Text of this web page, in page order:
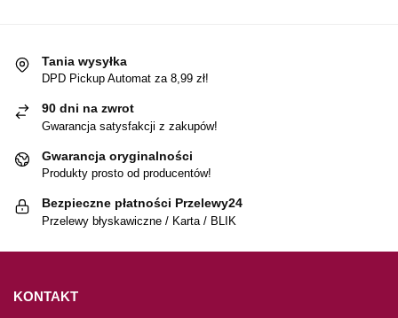
Tania wysyłka
DPD Pickup Automat za 8,99 zł!
90 dni na zwrot
Gwarancja satysfakcji z zakupów!
Gwarancja oryginalności
Produkty prosto od producentów!
Bezpieczne płatności Przelewy24
Przelewy błyskawiczne / Karta / BLIK
KONTAKT